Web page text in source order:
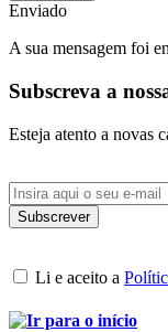
Enviado
A sua mensagem foi
Subscreva a
Esteja atento a novas
Li e aceito a